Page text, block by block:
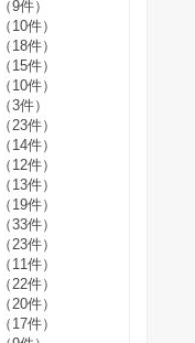
（9件）
（10件）
（18件）
（15件）
（10件）
（3件）
（23件）
（14件）
（12件）
（13件）
（19件）
（33件）
（23件）
（11件）
（22件）
（20件）
（17件）